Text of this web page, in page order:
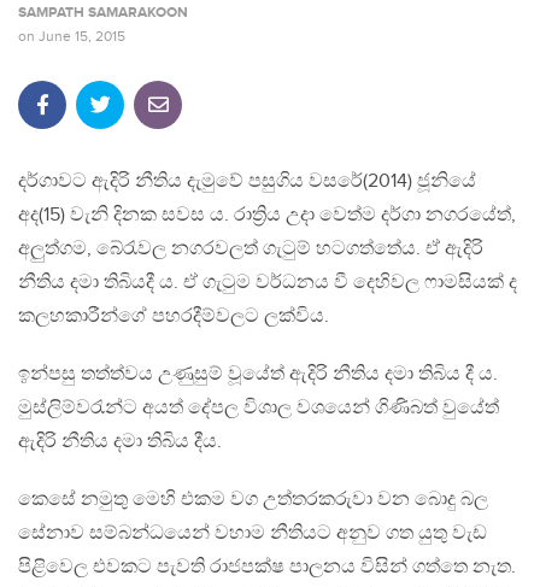
SAMPATH SAMARAKOON
on June 15, 2015
දර්ගාවට ඇදිරි නීතිය දැමුවේ පසුගිය වසරේ(2014) ජූනියේ
අද(15) වැනි දිනක සවස ය. රාත්‍රිය උදා වෙත්ම දර්ගා නගරයේත්,
අලුත්ගම, බේරැවල නගරවලත් ගැටුම් හටගත්තේය. ඒ ඇදිරි
නීතිය දමා තිබියදී ය. ඒ ගැටුම වර්ධනය වී දෙහිවල ෆාමසියක් ද
කලහකාරීන්ගේ පහරදීම්වලට ලක්විය.
ඉන්පසු තත්ත්වය උණුසුම් වූයේත් ඇදිරි නීතිය දමා තිබිය දී ය.
මුස්ලිම්වරැන්ට අයත් දේපල විශාල වශයෙන් ගිණිබත් වුයේත්
ඇදිරි නීතිය දමා තිබිය දීය.
කෙසේ නමුතු මෙහි එකම වග උත්තරකරුවා වන බොදු බල
සේනාව සම්බන්ධයෙන් වහාම නීතියට අනුව ගත යුතු වැඩ
පිළිවෙල එවකට පැවති රාජපක්ෂ පාලනය විසින් ගත්තෙ නැත.